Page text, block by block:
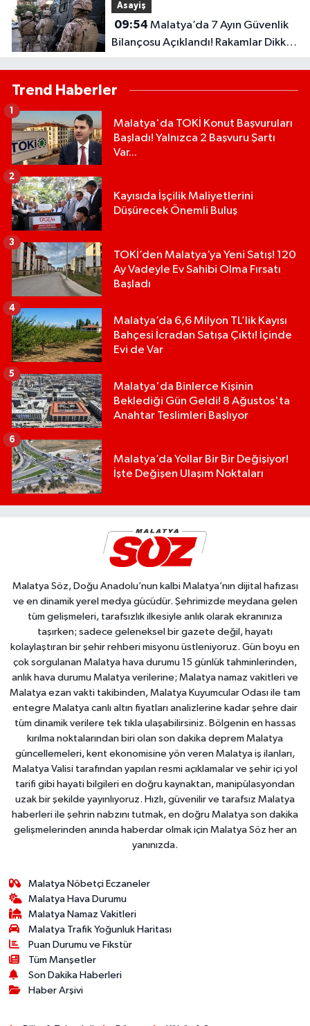
Asayiş
09:54
Bilançosu Açıklandı! Rakamlar Dikkat
Çekti
Trend Haberler
Malatya'da TOKİ Konut Başvuruları
Başladı! Yalnızca 2 Başvuru Şartı
Var...
1
Kayısıda İşçilik Maliyetlerini
Düşürecek Önemli Buluş
2
TOKİ’den Malatya’ya Yeni Satış! 120
Ay Vadeyle Ev Sahibi Olma Fırsatı
Başladı
3
Malatya’da 6,6 Milyon TL’lik Kayısı
Bahçesi İcradan Satışa Çıktı! İçinde
Evi de Var
4
Malatya'da Binlerce Kişinin
Beklediği Gün Geldi! 8 Ağustos'ta
Anahtar Teslimleri Başlıyor
5
Malatya’da Yollar Bir Bir Değişiyor!
İşte Değişen Ulaşım Noktaları
6
Malatya Söz, Doğu Anadolu’nun kalbi Malatya’nın dijital hafızası
ve en dinamik yerel medya gücüdür. Şehrimizde meydana gelen
tüm gelişmeleri, tarafsızlık ilkesiyle anlık olarak ekranınıza
taşırken; sadece geleneksel bir gazete değil, hayatı
kolaylaştıran bir şehir rehberi misyonu üstleniyoruz. Gün boyu en
çok sorgulanan Malatya hava durumu 15 günlük tahminlerinden,
anlık hava durumu Malatya verilerine; Malatya namaz vakitleri ve
Malatya ezan vakti takibinden, Malatya Kuyumcular Odası ile tam
entegre Malatya canlı altın fiyatları analizlerine kadar şehre dair
tüm dinamik verilere tek tıkla ulaşabilirsiniz. Bölgenin en hassas
kırılma noktalarından biri olan son dakika deprem Malatya
güncellemeleri, kent ekonomisine yön veren Malatya iş ilanları,
Malatya Valisi tarafından yapılan resmi açıklamalar ve şehir içi yol
tarifi gibi hayati bilgileri en doğru kaynaktan, manipülasyondan
uzak bir şekilde yayınlıyoruz. Hızlı, güvenilir ve tarafsız Malatya
haberleri ile şehrin nabzını tutmak, en doğru Malatya son dakika
gelişmelerinden anında haberdar olmak için Malatya Söz her an
yanınızda.
Malatya Nöbetçi Eczaneler
Malatya Hava Durumu
Malatya Namaz Vakitleri
Malatya Trafik Yoğunluk Haritası
Puan Durumu ve Fikstür
Tüm Manşetler
Son Dakika Haberleri
Haber Arşivi